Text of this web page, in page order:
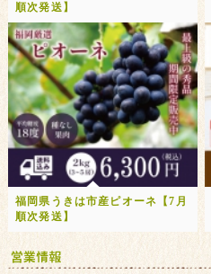
順次発送】
福岡県うきは市産ピオーネ【7月
順次発送】